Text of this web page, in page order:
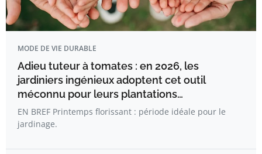
MODE DE VIE DURABLE
Adieu tuteur à tomates : en 2026, les
jardiniers ingénieux adoptent cet outil
méconnu pour leurs plantations…
EN BREF Printemps florissant : période idéale pour le
jardinage.